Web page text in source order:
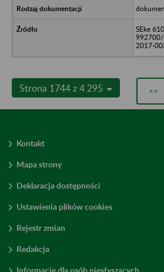
SEke
992700/
2017-
Strona 1744 z 4 295 <<
Kontakt
Mapa strony
Deklaracja dostępności
Ustawienia plików cookies
Rejestr zmian
Redakcja
Informacje dla osób niesłyszących